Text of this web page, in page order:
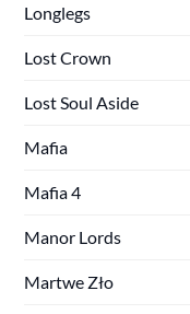
Longlegs
Lost Crown
Lost Soul Aside
Mafia
Mafia 4
Manor Lords
Martwe Zło